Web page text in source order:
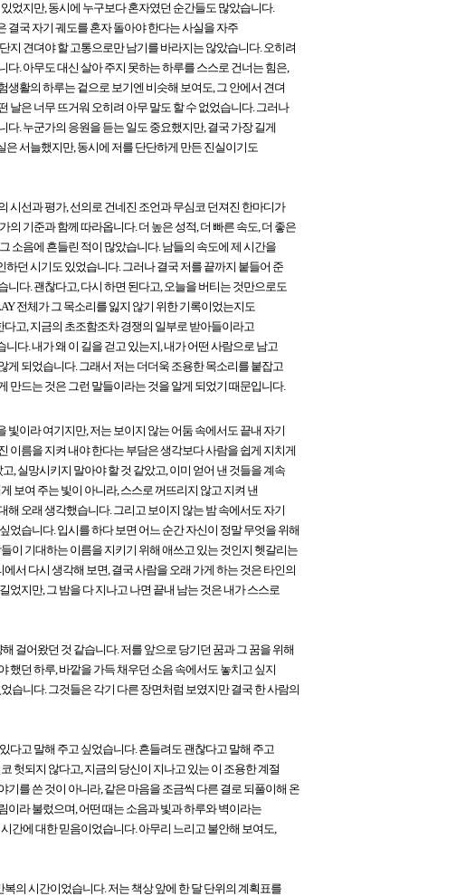
었지만, 동시에 누구보다 혼자였던 순간들도 많았습니다.
결국 자기 궤도를 혼자 돌아야 한다는 사실을 자주
지 견뎌야 할 고통으로만 남기를 바라지는 않았습니다. 오히려
. 아무도 대신 살아 주지 못하는 하루를 스스로 건너는 힘은,
활의 하루는 겉으로 보기엔 비슷해 보여도, 그 안에서 견뎌
날은 너무 뜨거워 오히려 아무 말도 할 수 없었습니다. 그러나
. 누군가의 응원을 듣는 일도 중요했지만, 결국 가장 길게
서늘했지만, 동시에 저를 단단하게 만든 진실이기도
시선과 평가, 선의로 건네진 조언과 무심코 던져진 한마디가
기준과 함께 따라옵니다. 더 높은 성적, 더 빠른 속도, 더 좋은
소음에 흔들린 적이 많았습니다. 남들의 속도에 제 시간을
던 시기도 있었습니다. 그러나 결국 저를 끝까지 붙들어 준
다. 괜찮다고, 다시 하면 된다고, 오늘을 버티는 것만으로도
전체가 그 목소리를 잃지 않기 위한 기록이었는지도
다고, 지금의 초조함조차 경쟁의 일부로 받아들이라고
다. 내가 왜 이 길을 걷고 있는지, 내가 어떤 사람으로 남고
게 되었습니다. 그래서 저는 더더욱 조용한 목소리를 붙잡고
만드는 것은 그런 말들이라는 것을 알게 되었기 때문입니다.
이라 여기지만, 저는 보이지 않는 어둠 속에서도 끝내 자기
이름을 지켜 내야 한다는 부담은 생각보다 사람을 쉽게 지치게
, 실망시키지 말아야 할 것 같았고, 이미 얻어 낸 것들을 계속
보여 주는 빛이 아니라, 스스로 꺼뜨리지 않고 지켜 낸
오래 생각했습니다. 그리고 보이지 않는 밤 속에서도 자기
었습니다. 입시를 하다 보면 어느 순간 자신이 정말 무엇을 위해
이 기대하는 이름을 지키기 위해 애쓰고 있는 것인지 헷갈리는
서 다시 생각해 보면, 결국 사람을 오래 가게 하는 것은 타인의
었지만, 그 밤을 다 지나고 나면 끝내 남는 것은 내가 스스로
걸어왔던 것 같습니다. 저를 앞으로 당기던 꿈과 그 꿈을 위해
했던 하루, 바깥을 가득 채우던 소음 속에서도 놓치고 싶지
습니다. 그것들은 각기 다른 장면처럼 보였지만 결국 한 사람의
다고 말해 주고 싶었습니다. 흔들려도 괜찮다고 말해 주고
헛되지 않다고, 지금의 당신이 지나고 있는 이 조용한 계절
를 쓴 것이 아니라, 같은 마음을 조금씩 다른 결로 되풀이해 온
이라 불렀으며, 어떤 때는 소음과 빛과 하루와 벽이라는
간에 대한 믿음이었습니다. 아무리 느리고 불안해 보여도,
의 시간이었습니다. 저는 책상 앞에 한 달 단위의 계획표를